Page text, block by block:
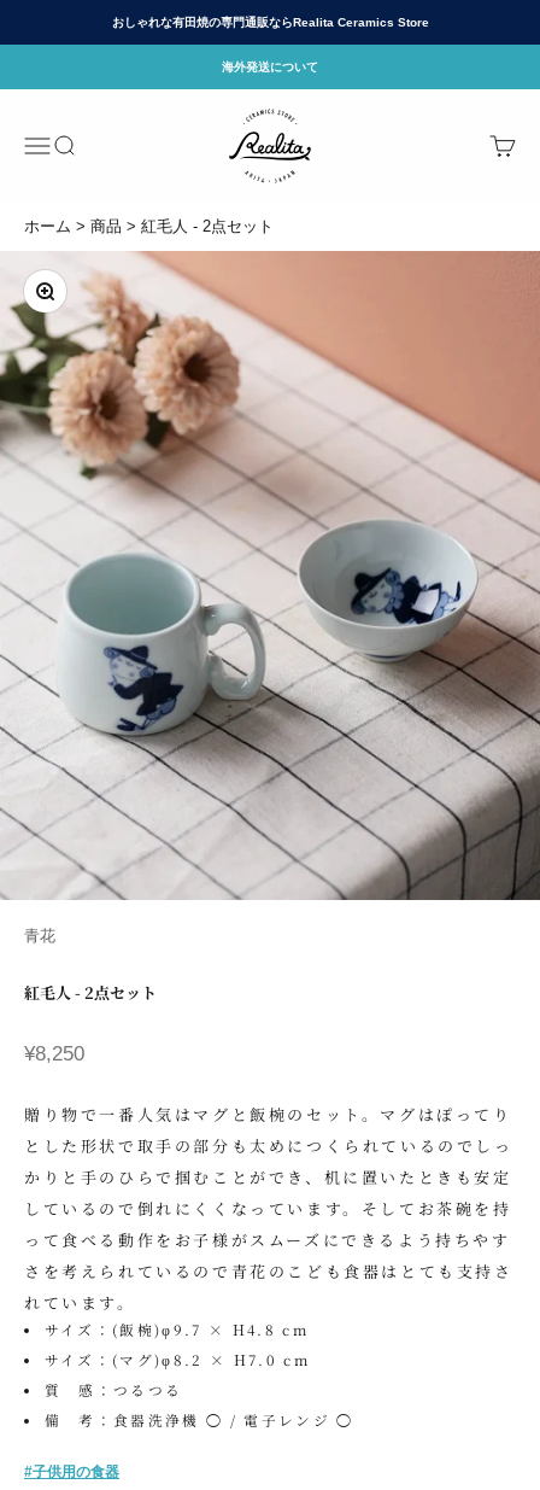
おしゃれな有田焼の専門通販ならRealita Ceramics Store
海外発送について
メニュー
検索
有田焼(ありたやき)の専門通販 Realita
カート
ホーム 商品 紅毛人 - 2点セット
ズームイン
青花
紅毛人 - 2点セット
セール価格
¥8,250
贈り物で一番人気はマグと飯椀のセット。マグはぽってり
とした形状で取手の部分も太めにつくられているのでしっ
かりと手のひらで掴むことができ、机に置いたときも安定
しているので倒れにくくなっています。そしてお茶碗を持
って食べる動作をお子様がスムーズにできるよう持ちやす
さを考えられているので青花のこども食器はとても支持さ
れています。
サイズ：(飯椀)φ9.7 × H4.8 cm
サイズ：(マグ)φ8.2 × H7.0 cm
質 感：つるつる
備 考：食器洗浄機 ◯ / 電子レンジ ◯
#子供用の食器